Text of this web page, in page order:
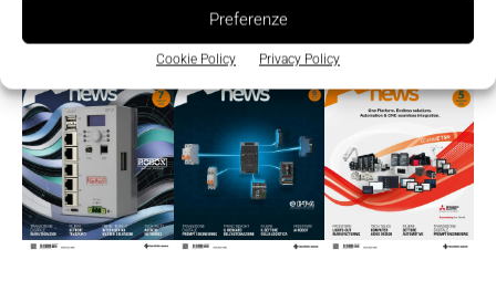
Preferenze
Cookie Policy Privacy Policy